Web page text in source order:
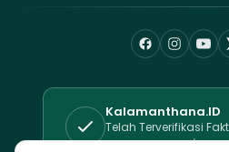
Kalamanthana.ID
Telah Terverifikasi
Sertifikat No. 525/DP-